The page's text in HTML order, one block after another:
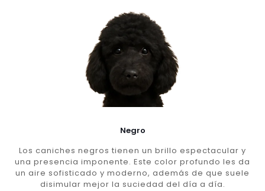
Negro
Los caniches negros tienen un brillo espectacular y
una presencia imponente. Este color profundo les da
un aire sofisticado y moderno, además de que suele
disimular mejor la suciedad del día a día.